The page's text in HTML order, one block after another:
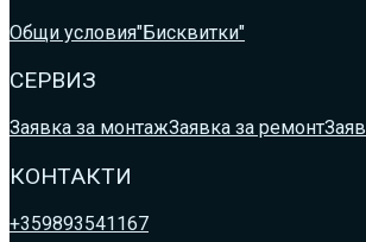
Общи условия"Бисквитки"
СЕРВИЗ
Заявка за монтажЗаявка за ремонт
КОНТАКТИ
+359893541167